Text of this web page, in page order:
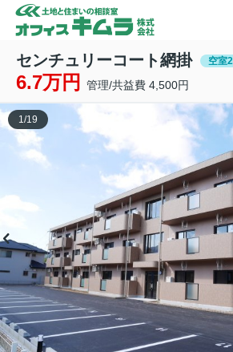
センチュリーコート網掛 空室2
6.7万円 管理/共益費 4,500円
1/19